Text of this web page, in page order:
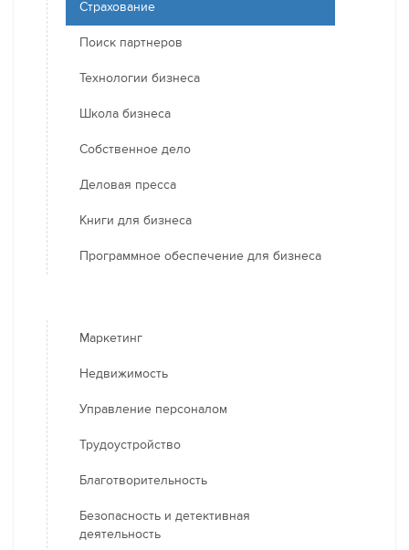
Страхование
Поиск партнеров
Технологии бизнеса
Школа бизнеса
Собственное дело
Деловая пресса
Книги для бизнеса
Программное обеспечение для бизнеса
Маркетинг
Недвижимость
Управление персоналом
Трудоустройство
Благотворительность
Безопасность и детективная
деятельность